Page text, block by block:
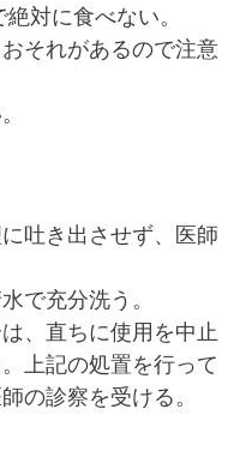
対に食べない。
それがあるので注意
吐き出させず、医師
で充分洗う。
、直ちに使用を中止
上記の処置を行って
の診察を受ける。